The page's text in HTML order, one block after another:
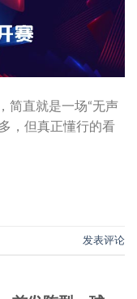
简直就是一场“无声
，但真正懂行的看
发表评论